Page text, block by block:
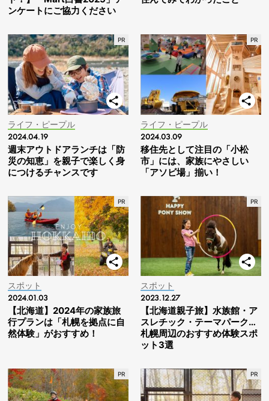
ンケートにご協力ください
ライフ・ピープル
2024.04.19
週末アウトドアランチは「防
災の知恵」を親子で楽しく身
につけるチャンスです
ライフ・ピープル
2024.03.09
移住先として注目の「小松
市」には、家族にやさしい
「アソビ場」揃い！
スポット
2024.01.03
【北海道】2024年の家族旅
行プランは「札幌を拠点に自
然体験」がおすすめ！
スポット
2023.12.27
【北海道親子旅】水族館・ア
スレチック・テーマパーク…
札幌周辺のおすすめ体験スポ
ット3選